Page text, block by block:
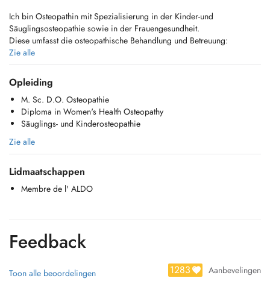
Ich bin Osteopathin mit Spezialisierung in der Kinder-und
Säuglingsosteopathie sowie in der Frauengesundheit.
Diese umfasst die osteopathische Behandlung und Betreuung:
-bei gynäkologischen Problemen
-in der Schwangerschaft,
-Postpartum/Wochenbett,
-bei unerfülltem Kinderwunsch,
- während einer Kinderwunschbehandlung.
Zie alle
Opleiding
M. Sc. D.O. Osteopathie
Diploma in Women's Health Osteopathy
Säuglings- und Kinderosteopathie
Zie alle
Lidmaatschappen
Membre de l' ALDO
Feedback
Toon alle beoordelingen 1283 Aanbevelingen